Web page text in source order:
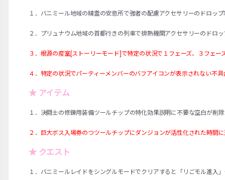
１．バニミール地域の精霊の安息所で強者の配慮アクセサリーのドロッ
２． プリュナウム地域の首都行きの列車で排熱機関アクセサリーのドロ
３．根源の産室[ストーリーモード]で特定の状況で１フェーズ、３フェ
４．特定の状況でパーティーメンバーのバフアイコンが表示されない不
★ アイテム
１．決闘士の修錬用装備ツールチップの特化効果説明に不要な空白が削
２．巨大ボス入場券のつツールチップにダンジョンが活性化された時間
★ クエスト
１．バニミールレイドをシングルモードでクリアすると「リごモル進入